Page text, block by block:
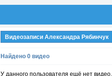
Видеозаписи Александра Рябинчук
Найдено 0 видео
У данного пользователя ещё нет видео.